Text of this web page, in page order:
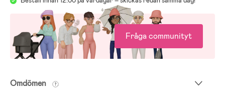
Fråga communityt
Omdömen